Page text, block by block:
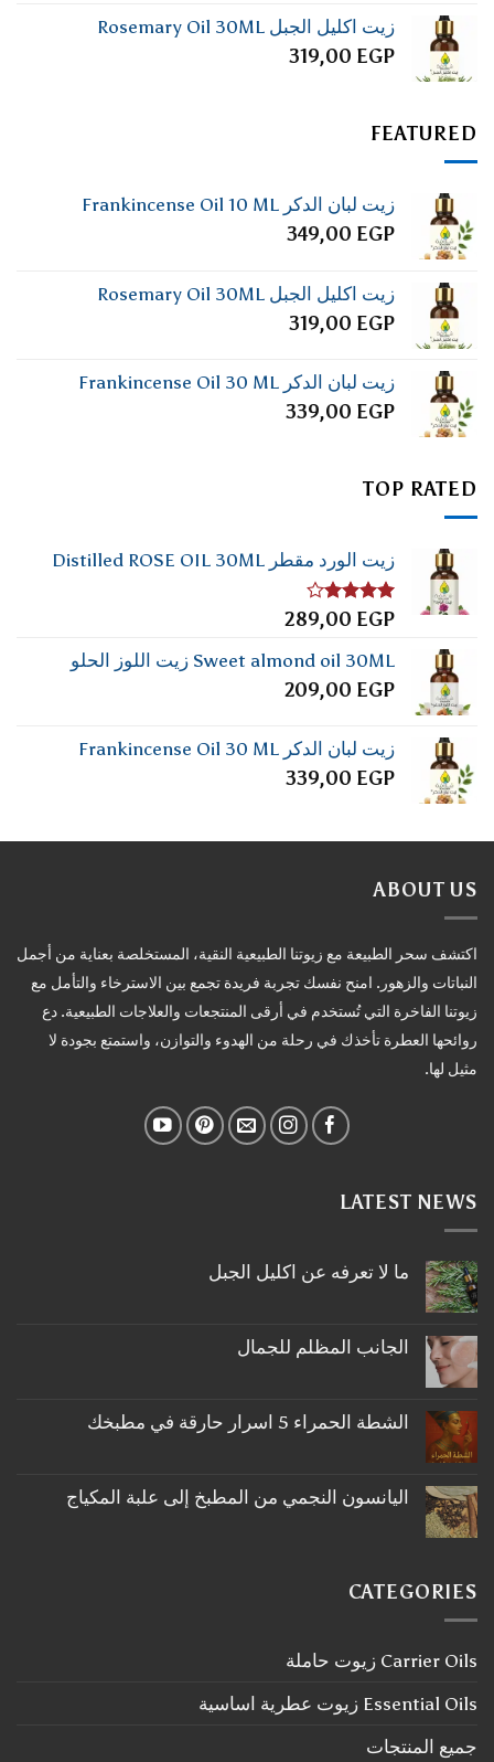
زيت اكليل الجبل Rosemary Oil 30ML
319,00 EGP
FEATURED
زيت لبان الدكر Frankincense Oil 10 ML
349,00 EGP
زيت اكليل الجبل Rosemary Oil 30ML
319,00 EGP
زيت لبان الدكر Frankincense Oil 30 ML
339,00 EGP
TOP RATED
زيت الورد مقطر Distilled ROSE OIL 30ML
تم
4.00من
5
289,00 EGP
Sweet almond oil 30ML زيت اللوز الحلو
209,00 EGP
زيت لبان الدكر Frankincense Oil 30 ML
339,00 EGP
ABOUT US
اكتشف سحر الطبيعة مع زيوتنا الطبيعية النقية، المستخلصة بعناية من أجمل
النباتات والزهور. امنح نفسك تجربة فريدة تجمع بين الاسترخاء والتأمل مع
زيوتنا الفاخرة التي تُستخدم في أرقى المنتجعات والعلاجات الطبيعية. دع
روائحها العطرة تأخذك في رحلة من الهدوء والتوازن، واستمتع بجودة لا
مثيل لها.
LATEST NEWS
ما لا تعرفه عن اكليل الجبل
على
ما
اكليل
الجبل
الجانب المظلم للجمال
على
الجانب
الشطة الحمراء 5 اسرار حارقة في مطبخك
على
الشطة
في
مطبخك
اليانسون النجمي من المطبخ إلى علبة المكياج
اليانسون
النجمي
علبة
المكياج
CATEGORIES
Carrier Oils زيوت حاملة
Essential Oils زيوت عطرية اساسية
جميع المنتجات